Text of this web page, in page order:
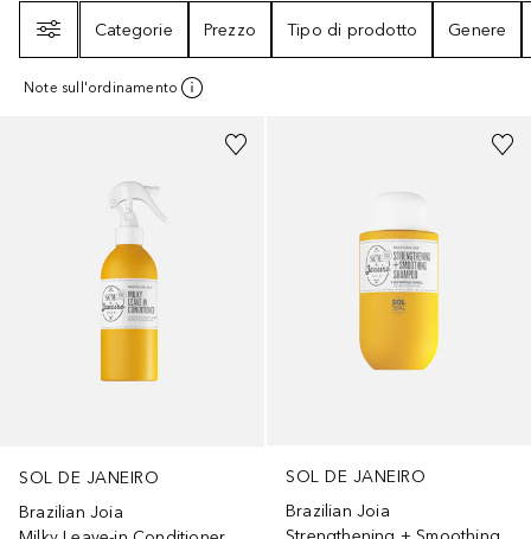
Categorie
Prezzo Tipo di prodotto Genere
Note sull'ordinamento
SOL DE JANEIRO
Brazilian Joia
SOL DE JANEIRO
Brazilian Joia